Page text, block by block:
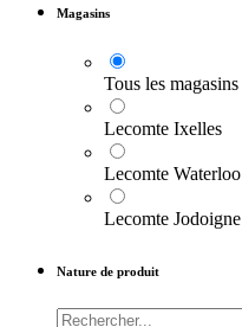
Magasins
Tous les magasins
Lecomte Ixelles
Lecomte Waterloo
Lecomte Jodoigne
Nature de produit